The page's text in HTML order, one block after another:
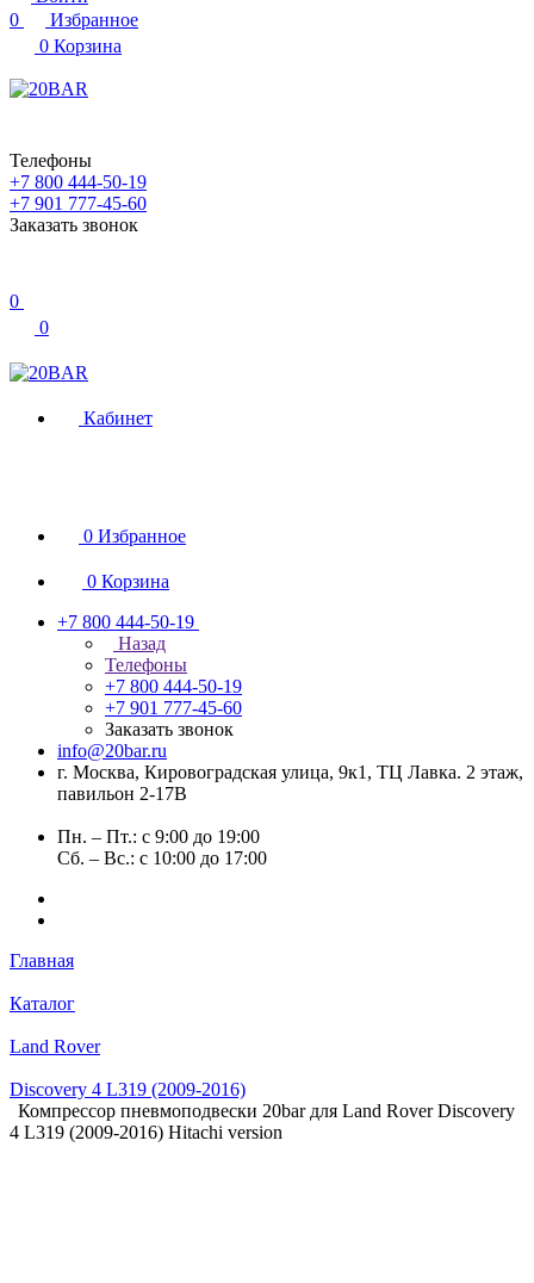
0
Избранное
0 Корзина
Телефоны
+7 800 444-50-19
+7 901 777-45-60
Заказать звонок
0
0
Кабинет
0 Избранное
0 Корзина
+7 800 444-50-19
Назад
Телефоны
+7 800 444-50-19
+7 901 777-45-60
Заказать звонок
info@20bar.ru
г. Москва, Кировоградская улица, 9к1, ТЦ Лавка. 2 этаж,
павильон 2-17В
Пн. – Пт.: с 9:00 до 19:00
Сб. – Вс.: с 10:00 до 17:00
Главная
Каталог
Land Rover
Discovery 4 L319 (2009-2016)
Компрессор пневмоподвески 20bar для Land Rover Discovery
4 L319 (2009-2016) Hitachi version